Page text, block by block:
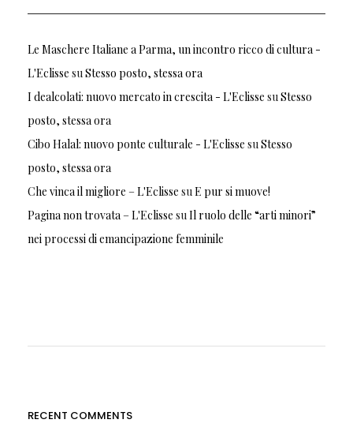
Le Maschere Italiane a Parma, un incontro ricco di cultura -
L'Eclisse suStesso posto, stessa ora
I dealcolati: nuovo mercato in crescita - L'Eclisse suStesso
posto, stessa ora
Cibo Halal: nuovo ponte culturale - L'Eclisse suStesso
posto, stessa ora
Che vinca il migliore – L'Eclisse suE pur si muove!
Pagina non trovata – L'Eclisse suIl ruolo delle “arti minori”
nei processi di emancipazione femminile
RECENT COMMENTS